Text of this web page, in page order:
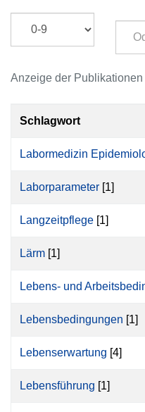
Anzeige der
Schlagwort
Labormedizin
Laborparameter [1]
Langzeitpflege [1]
Lärm [1]
Lebens- und
Lebensbedingungen [1]
Lebenserwartung [4]
Lebensführung [1]